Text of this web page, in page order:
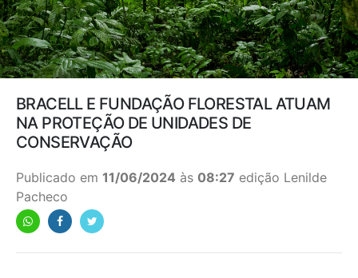
BRACELL E FUNDAÇÃO FLORESTAL ATUAM
NA PROTEÇÃO DE UNIDADES DE
CONSERVAÇÃO
Publicado em 11/06/2024 às 08:27 edição Lenilde
Pacheco